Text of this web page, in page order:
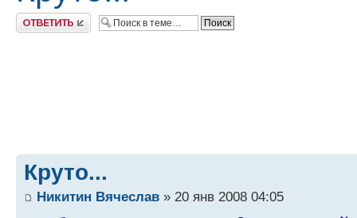
Ответить
Круто...
Никитин Вячеслав » 20 янв 2008 04:05